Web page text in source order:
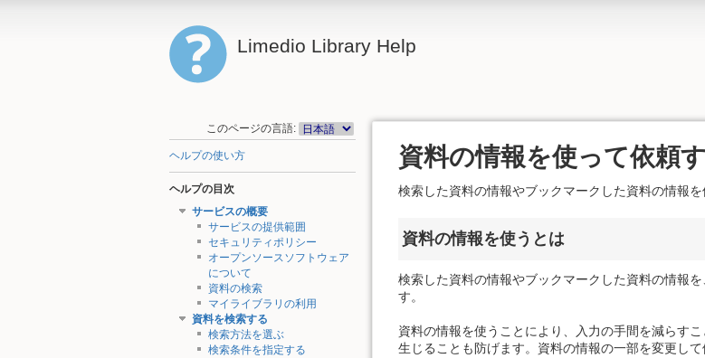
Limedio Library Help
このページの言語:
ヘルプの使い方
ヘルプの目次
サービスの概要
サービスの提供範囲
セキュリティポリシー
オープンソースソフトウェア
について
資料の検索
マイライブラリの利用
資料を検索する
検索方法を選ぶ
検索条件を指定する
資料の情報を使って依頼
検索した資料の情報やブックマークした資料の情報
資料の情報を使うとは
検索した資料の情報やブックマークした資料の情報
す。
資料の情報を使うことにより、入力の手間を減らす
生じることも防げます。資料の情報の一部を変更して